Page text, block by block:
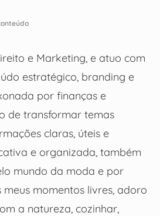
e Marketing, e atuo com
estratégico, branding e
por finanças e
de transformar temas
claras, úteis e
e organizada, também
mundo da moda e por
meus momentos livres, adoro
a natureza, cozinhar,